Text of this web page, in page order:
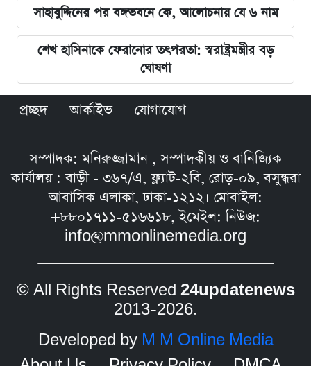
সাহাবুদ্দিনের পর বঙ্গভবনে কে, আলোচনায় যে ৬ নাম
শেখ হাসিনাকে ফেরানোর তৎপরতা: স্বরাষ্ট্রমন্ত্রীর বড়
ঘোষণা
প্রচ্ছদ আর্কাইভ যোগাযোগ
সম্পাদক: মনিরুজ্জামান , সম্পাদকীয় ও বানিজ্যিক
কার্যালয় : বাড়ী - ৩৬৭/এ, ফ্ল্যাট-২বি, রোড়-০৯, বসুন্ধরা
আবাসিক এলাকা, ঢাকা-১২১২। মোবাইল:
+৮৮০১৭১১-৫১৬৬১৮, ইমেইল: নিউজ:
info@mmonlinemedia.org
© All Rights Reserved 24updatenews
2013–2026.
Developed by M M Online Media